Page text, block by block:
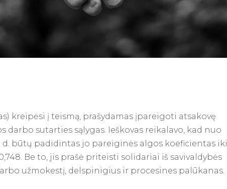
kreipėsi į teismą, prašydamas įpareigoti atsakovę
darbo sutarties sąlygas. Ieškovas reikalavo, kad nuo
1 d. būtų padidintas jo pareiginės algos koeficientas iki
Be to, jis prašė priteisti solidariai iš savivaldybės
užmokestį, delspinigius ir procesines palūkanas.